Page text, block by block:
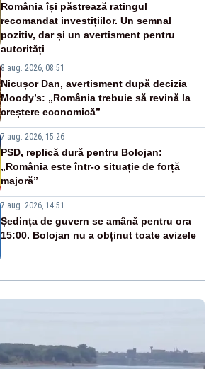
România își păstrează ratingul
recomandat investițiilor. Un semnal
pozitiv, dar și un avertisment pentru
autorități
8 aug. 2026, 08:51
Nicușor Dan, avertisment după decizia
Moody’s: „România trebuie să revină la
creștere economică”
7 aug. 2026, 15:26
PSD, replică dură pentru Bolojan:
„România este într-o situație de forță
majoră”
7 aug. 2026, 14:51
Ședința de guvern se amână pentru ora
15:00. Bolojan nu a obținut toate avizele